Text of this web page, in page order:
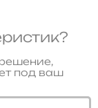
под ваш